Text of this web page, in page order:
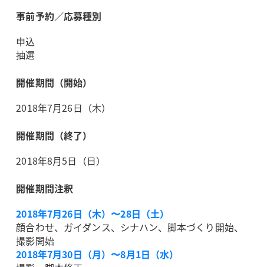
事前予約／応募種別
申込
抽選
開催期間（開始）
2018年7月26日（木）
開催期間（終了）
2018年8月5日（日）
開催期間注釈
2018年7月26日（木）〜28日（土）
顔合わせ、ガイダンス、シナハン、脚本づくり開始、
撮影開始
2018年7月30日（月）〜8月1日（水）